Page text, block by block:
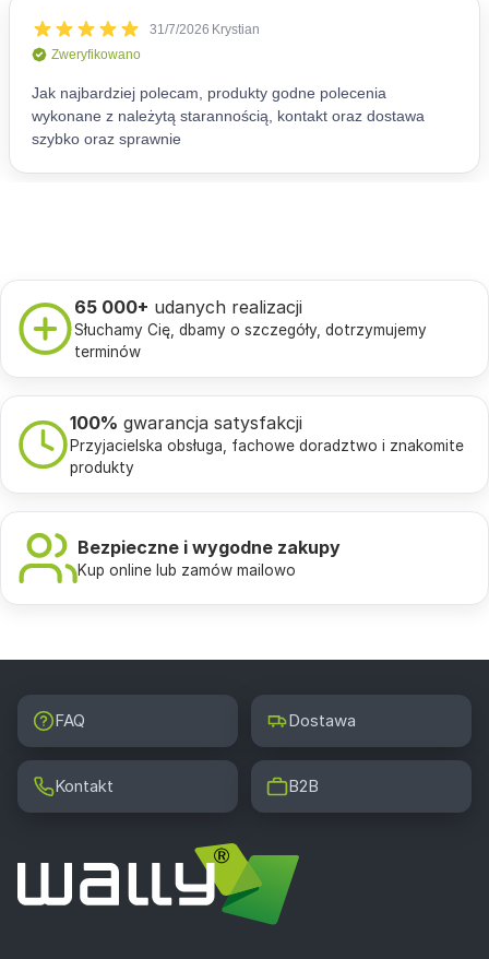
65 000+ udanych realizacji
Słuchamy Cię, dbamy o szczegóły, dotrzymujemy
terminów
100% gwarancja satysfakcji
Przyjacielska obsługa, fachowe doradztwo i znakomite
produkty
Bezpieczne i wygodne zakupy
Kup online lub zamów mailowo
FAQ Dostawa
Kontakt B2B